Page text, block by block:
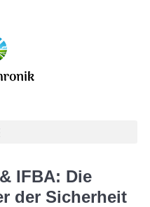
IFBA: Die
der Sicherheit